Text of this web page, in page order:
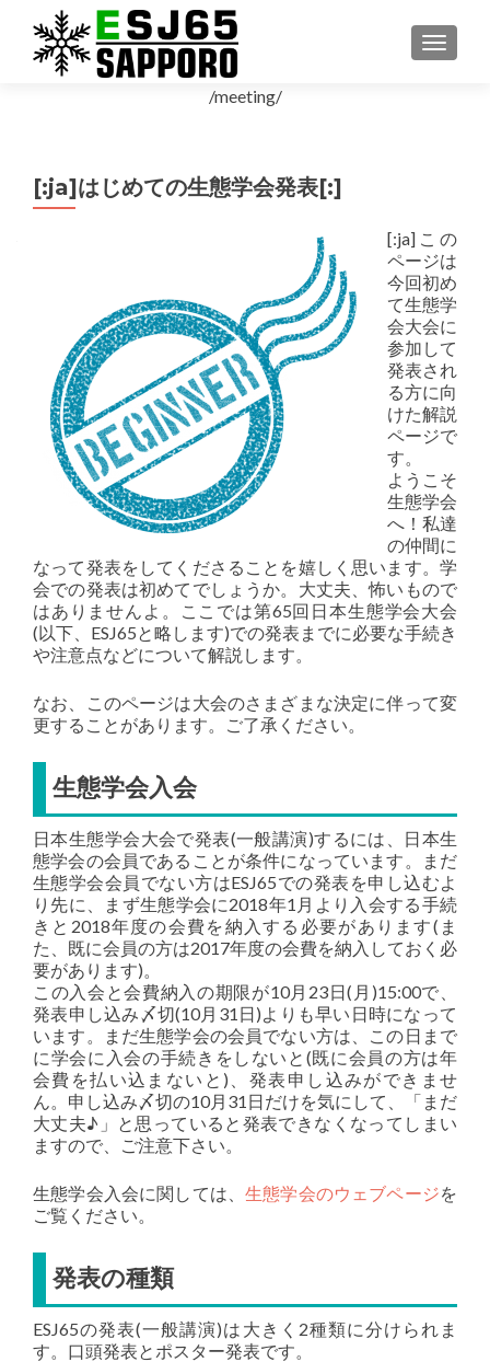
ナビゲ
/meeting/
[:ja]はじめての生態学会発表[:]
[:ja] この
ページは
今回初め
て生態学
会大会に
参加して
発表され
る方に向
けた解説
ページで
す。
ようこそ
生態学会
へ！私達
の仲間に
なって発表をしてくださることを嬉しく思います。学
会での発表は初めてでしょうか。大丈夫、怖いもので
はありませんよ。ここでは第65回日本生態学会大会
(以下、ESJ65と略します)での発表までに必要な手続き
や注意点などについて解説します。
なお、このページは大会のさまざまな決定に伴って変
更することがあります。ご了承ください。
生態学会入会
日本生態学会大会で発表(一般講演)するには、日本生
態学会の会員であることが条件になっています。まだ
生態学会会員でない方はESJ65での発表を申し込むよ
り先に、まず生態学会に2018年1月より入会する手続
きと2018年度の会費を納入する必要があります(ま
た、既に会員の方は2017年度の会費を納入しておく必
要があります)。
この入会と会費納入の期限が10月23日(月)15:00で、
発表申し込み〆切(10月31日)よりも早い日時になって
います。まだ生態学会の会員でない方は、この日まで
に学会に入会の手続きをしないと(既に会員の方は年
会費を払い込まないと)、発表申し込みができませ
ん。申し込み〆切の10月31日だけを気にして、「まだ
大丈夫♪」と思っていると発表できなくなってしまい
ますので、ご注意下さい。
生態学会入会に関しては、生態学会のウェブページを
ご覧ください。
発表の種類
ESJ65の発表(一般講演)は大きく2種類に分けられま
す。口頭発表とポスター発表です。